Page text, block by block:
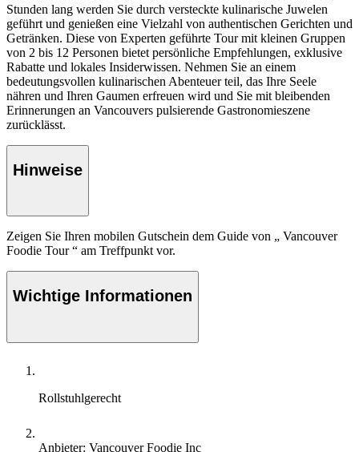
Stunden lang werden Sie durch versteckte kulinarische Juwelen
geführt und genießen eine Vielzahl von authentischen Gerichten und
Getränken. Diese von Experten geführte Tour mit kleinen Gruppen
von 2 bis 12 Personen bietet persönliche Empfehlungen, exklusive
Rabatte und lokales Insiderwissen. Nehmen Sie an einem
bedeutungsvollen kulinarischen Abenteuer teil, das Ihre Seele
nähren und Ihren Gaumen erfreuen wird und Sie mit bleibenden
Erinnerungen an Vancouvers pulsierende Gastronomieszene
zurücklässt.
Hinweise
Zeigen Sie Ihren mobilen Gutschein dem Guide von „ Vancouver
Foodie Tour “ am Treffpunkt vor.
Wichtige Informationen
Rollstuhlgerecht
Anbieter: Vancouver Foodie Inc